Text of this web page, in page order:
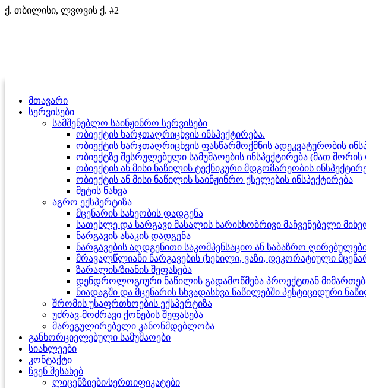
ქ. თბილისი, ლვოვის ქ. #2
მთავარი
სერვისები
სამშენებლო საინჟინრო სერვისები
ობიექტის ხარჯთაღრიცხვის ინსპექტირება.
ობიექტის ხარჯთაღრიცხვის ფასწარმოქმნის ადეკვატურობის
ობიექტზე შესრულებული სამუშაოების ინსპექტირება (მათ
ობიექტის ან მისი ნაწილის ტექნიკური მდგომარეობის
ობიექტის ან მისი ნაწილის საინჟინრო ქსელების ინსპექტირება
მეტის ნახვა
აგრო ექსპერტიზა
მცენარის სახეობის დადგენა
სათესლე და სარგავი მასალის ხარისხობრივი მაჩვენებელი
ნარგავის ასაკის დადგენა
ნარგავების აღდგენითი საკომპენსაციო ან საბაზრო
მრავალწლიანი ნარგავების (ხეხილი, ვაზი, დეკორატიული
ზარალის/ზიანის შეფასება
დენდროლოგიური ნაწილის გადამოწმება პროექტთან
ნიადაგში და მცენარის სხვადასხვა ნაწილებში პესტიციდური
შრომის უსაფრთხოების ექსპერტიზა
უძრავ-მოძრავი ქონების შეფასება
მარეგულირებელი კანონმდებლობა
განხორციელებული სამუშაოები
სიახლეები
კონტაქტი
ჩვენ შესახებ
ლიცენზიები/სერთიფიკატები